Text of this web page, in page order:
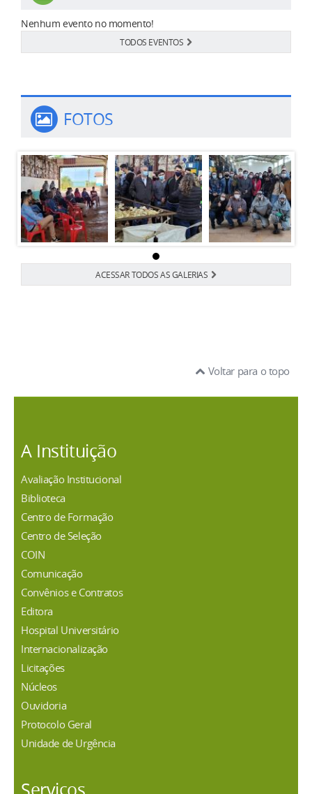
Nenhum evento no momento!
TODOS EVENTOS
FOTOS
ACESSAR TODOS AS GALERIAS
Voltar para o topo
A Instituição
Avaliação Institucional
Biblioteca
Centro de Formação
Centro de Seleção
COIN
Comunicação
Convênios e Contratos
Editora
Hospital Universitário
Internacionalização
Licitações
Núcleos
Ouvidoria
Protocolo Geral
Unidade de Urgência